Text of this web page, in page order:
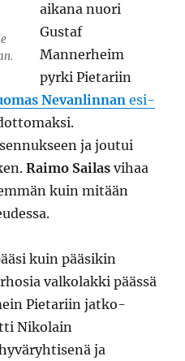
aikana nuori
Gustaf
Mannerheim
pyrki Pietariin
Nevanlinnan esi-
ja joutui
Raimo Sailas vihaa
kuin mitään
kuin pääsikin
valkolakki päässä
Pietariin jatko-
Nikolain
ja